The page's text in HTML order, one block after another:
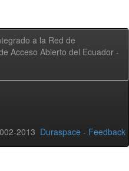
a la Red de
Acceso Abierto del Ecuador -
2013 Duraspace - Feedback